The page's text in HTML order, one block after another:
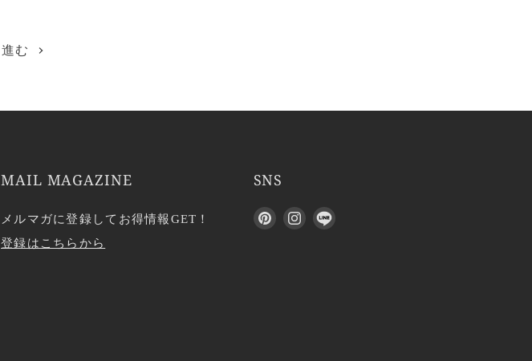
進む
MAIL MAGAZINE
メルマガに登録してお得情報GET！
登録はこちらから
SNS
P
I
L